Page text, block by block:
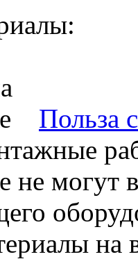
Польза
не могут
на